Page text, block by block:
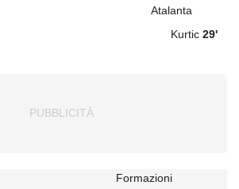
Atalanta
Kurtic 29'
Formazioni